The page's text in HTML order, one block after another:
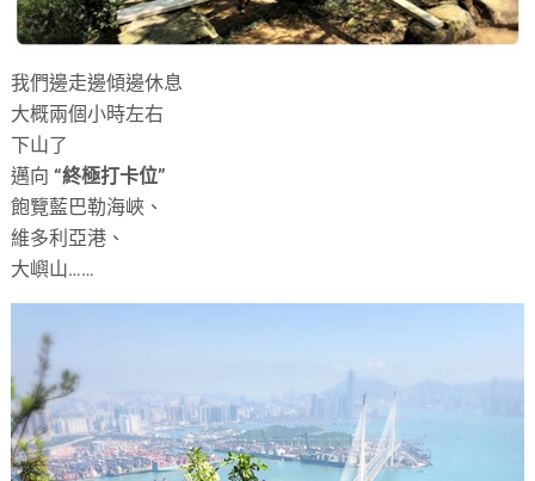
我們邊走邊傾邊休息
大概兩個小時左右
下山了
邁向 “終極打卡位”
飽覽藍巴勒海峽、
維多利亞港、
大嶼山……